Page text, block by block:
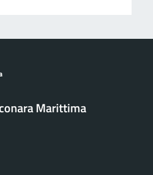
Marittima